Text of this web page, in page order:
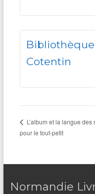
Cotentin
L’album et la langue des
pour le tout-petit
Normandie